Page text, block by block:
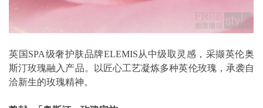
英国SPA级奢护肤品牌ELEMIS从中级取灵感，采撷英伦奥
斯汀玫瑰融入产品。以匠心工艺凝炼多种英伦玫瑰，承袭自
洽新生的玫瑰精神。